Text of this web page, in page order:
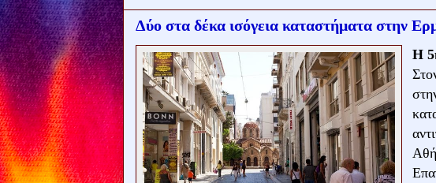
Δύο στα δέκα ισόγεια καταστήματα στην
Η